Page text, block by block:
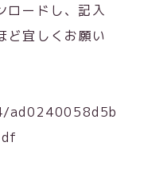
ロードし、記入
ど宜しくお願い